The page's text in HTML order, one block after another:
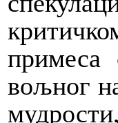
примеса
вољног